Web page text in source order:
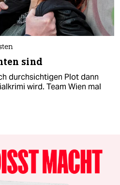
sind
durchsichtigen Plot dann
wird. Team Wien mal